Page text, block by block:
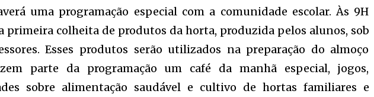
uma programação especial com a comunidade escolar. Às 9H
primeira colheita de produtos da horta, produzida pelos alunos, sob
Esses produtos serão utilizados na preparação do almoço
parte da programação um café da manhã especial, jogos,
sobre alimentação saudável e cultivo de hortas familiares e